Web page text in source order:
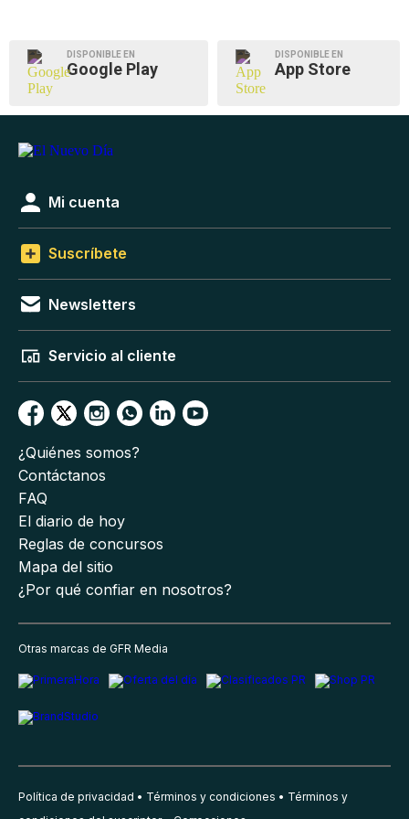
DISPONIBLE EN
Google Play
DISPONIBLE EN
App Store
Mi cuenta
Suscríbete
Newsletters
Servicio al cliente
¿Quiénes somos?
Contáctanos
FAQ
El diario de hoy
Reglas de concursos
Mapa del sitio
¿Por qué confiar en nosotros?
Otras marcas de GFR Media
Política de privacidad Términos y condiciones
Términos y